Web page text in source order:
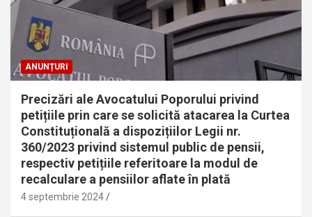
ANUNȚURI
Precizări ale Avocatului Poporului privind
petițiile prin care se solicită atacarea la Curtea
Constituțională a dispozițiilor Legii nr.
360/2023 privind sistemul public de pensii,
respectiv petițiile referitoare la modul de
recalculare a pensiilor aflate în plată
4 septembrie 2024